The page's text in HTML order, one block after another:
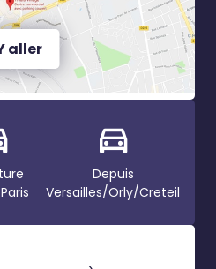
aller
Depuis
Versailles/Orly/Creteil